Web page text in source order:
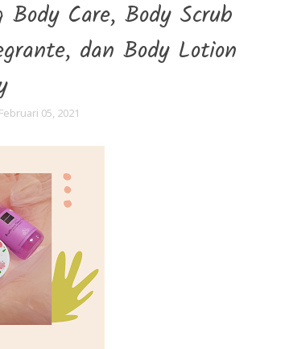
Care, Body Scrub
dan Body Lotion
05, 2021